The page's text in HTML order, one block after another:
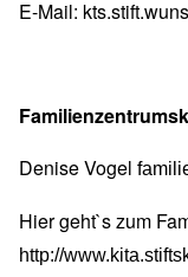
E-Mail:
Denise Vogel
Hier geht`s zum
http://